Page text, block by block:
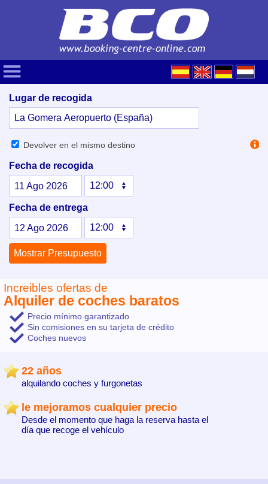
Lugar de recogida
Devolver en el mismo destino
Fecha de recogida
11Ago2026
Fecha de entrega
12Ago2026
Increibles ofertas de
Alquiler de coches baratos
Precio mínimo garantizado
Sin comisiones en su tarjeta de crédito
Coches nuevos
22 años
alquilando coches y furgonetas
le mejoramos cualquier precio
Desde el momento que haga la reserva hasta el
día que recoge el vehículo